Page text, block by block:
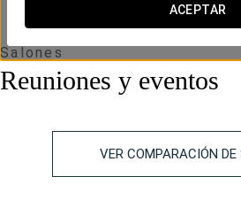
ACEPTAR
Salones
Reuniones y eventos
VER COMPARACIÓN DE